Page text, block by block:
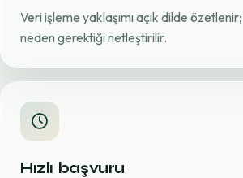
Veri işleme yaklaşımı açık dilde
neden gerektiği netleştirilir.
Hızlı başvuru